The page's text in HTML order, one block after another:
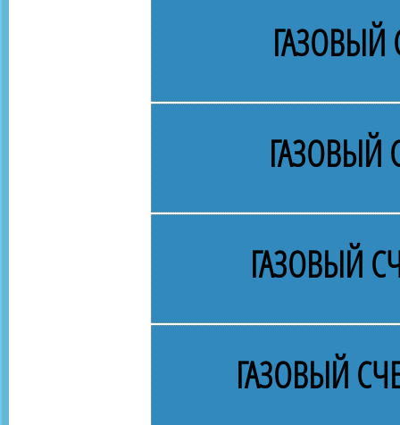
ГАЗОВЫЙ
ГАЗОВЫЙ
ГАЗОВЫЙ
ГАЗОВЫЙ